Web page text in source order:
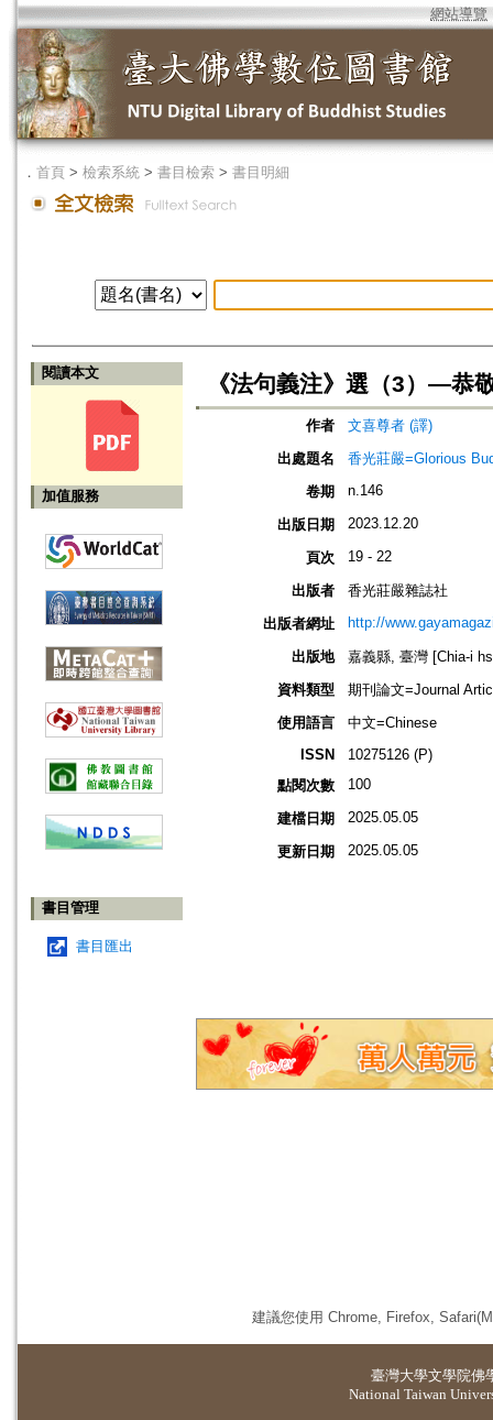
網站導覽
． 首頁 > 檢索系統 > 書目檢索 > 書目明細
閱讀本文
加值服務
書目管理
書目匯出
《法句義注》選（3）—恭
作者
文喜尊者 (譯)
出處題名
香光莊嚴=Glorious
卷期
n.146
出版日期 2023.12.20
頁次 19 - 22
出版者
香光莊嚴雜誌社
出版者網址
http://
出版地
嘉義縣, 臺灣 [Chia-i
資料類型
期刊論文=Journal
使用語言
中文=Chinese
ISSN
10275126 (P)
點閱次數
100
建檔日期 2025.05.05
更新日期 2025.05.05
建議您使用 Chrome, Firefox,
臺灣大學文學院佛
National Taiwan